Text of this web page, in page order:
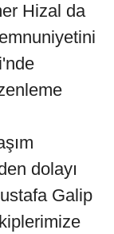
Hizal da
dolayı
Galip